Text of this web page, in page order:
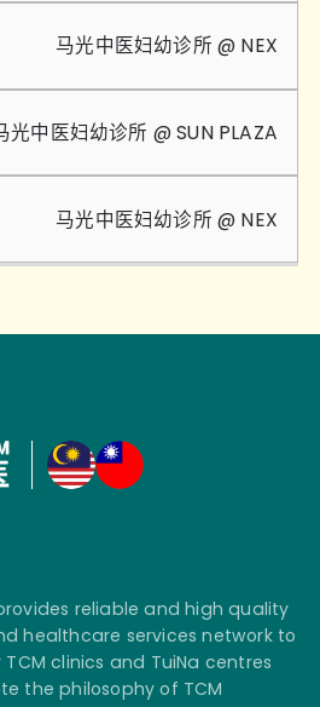
马光中医妇幼诊所 @ NEX
光中医妇幼诊所 @ SUN PLAZA
马光中医妇幼诊所 @ NEX
reliable and high quality
healthcare services network to
clinics and TuiNa centres
the philosophy of TCM